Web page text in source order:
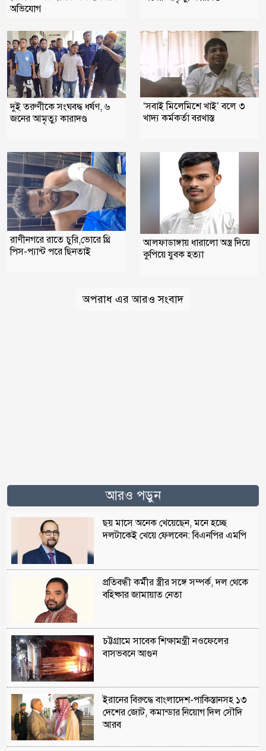
অভিযোগ
দুই তরুণীকে সংঘবদ্ধ ধর্ষণ, ৬
জনের আমৃত্যু কারাদণ্ড
‘সবাই মিলেমিশে খাই’ বলে ৩
খাদ্য কর্মকর্তা বরখাস্ত
রাণীনগরে রাতে চুরি,ভোরে থ্রি
পিস-প্যান্ট পরে ছিনতাই
আলফাডাঙ্গায় ধারালো অস্ত্র দিয়ে
কুপিয়ে যুবক হত্যা
অপরাধ এর আরও সংবাদ
আরও পড়ুন
ছয় মাসে অনেক খেয়েছেন, মনে হচ্ছে
দলটাকেই খেয়ে ফেলবেন: বিএনপির এমপি
প্রতিবন্ধী কর্মীর স্ত্রীর সঙ্গে সম্পর্ক, দল থেকে
বহিষ্কার জামায়াত নেতা
চট্টগ্রামে সাবেক শিক্ষামন্ত্রী নওফেলের
বাসভবনে আগুন
ইরানের বিরুদ্ধে বাংলাদেশ-পাকিস্তানসহ ১৩
দেশের জোট, কমান্ডার নিয়োগ দিল সৌদি
আরব